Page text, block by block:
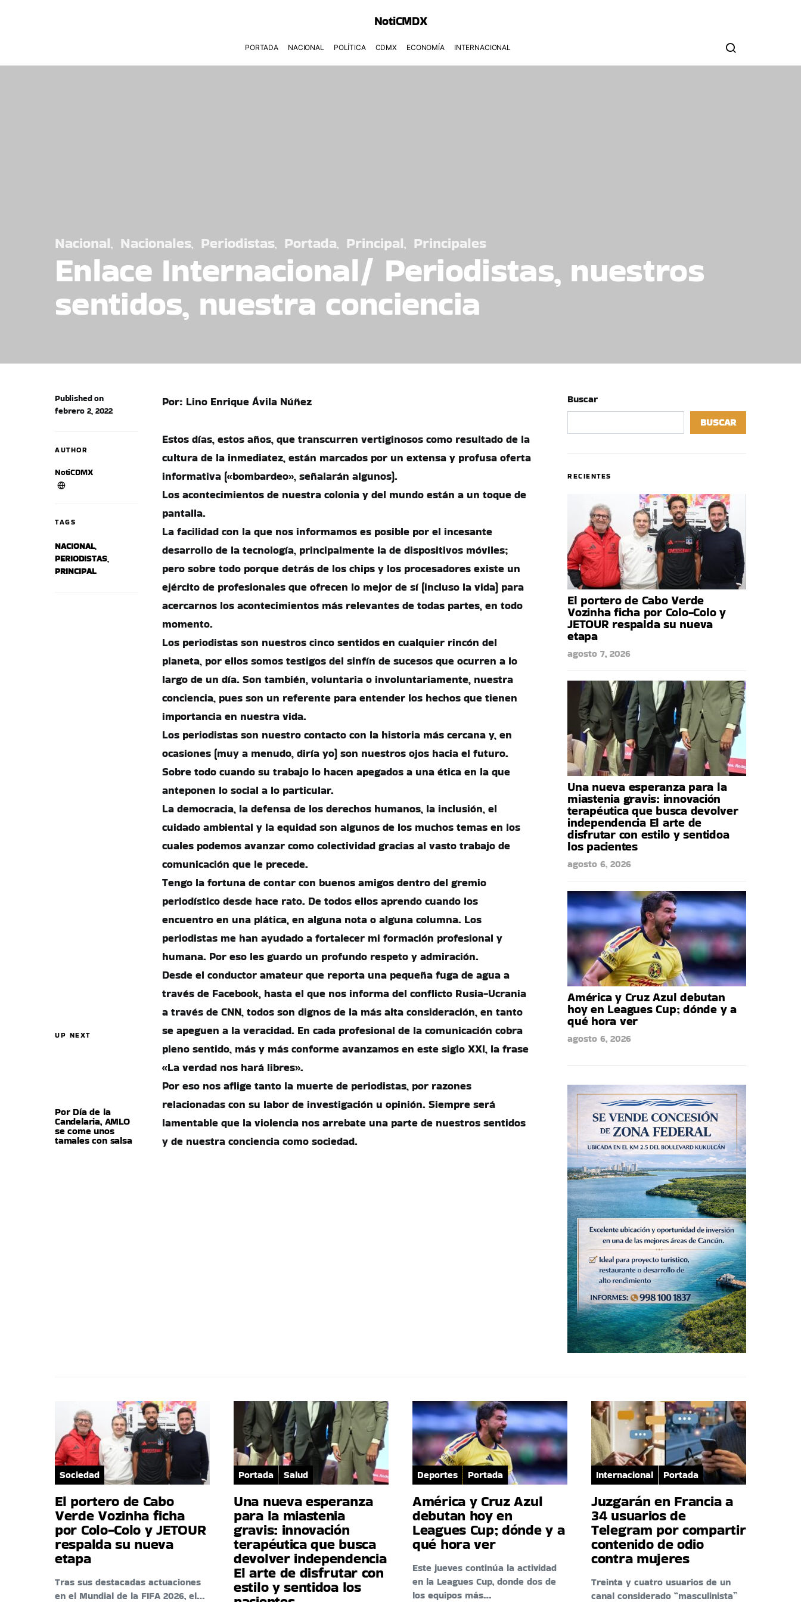
NotiCMDX
PORTADA NACIONAL POLÍTICA CDMX ECONOMÍA INTERNACIONAL
Nacional Nacionales Periodistas Portada Principal Principales
Enlace Internacional/ Periodistas, nuestros
sentidos, nuestra conciencia
UP NEXT
Por Día de la
Candelaria, AMLO
se come unos
tamales con salsa
Published on
febrero 2, 2022
AUTHOR
NotiCDMX
TAGS
NACIONAL,
PERIODISTAS,
PRINCIPAL
Por: Lino Enrique Ávila Núñez
Estos días, estos años, que transcurren vertiginosos como resultado de la
cultura de la inmediatez, están marcados por un extensa y profusa oferta
informativa («bombardeo», señalarán algunos).
Los acontecimientos de nuestra colonia y del mundo están a un toque de
pantalla.
La facilidad con la que nos informamos es posible por el incesante
desarrollo de la tecnología, principalmente la de dispositivos móviles;
pero sobre todo porque detrás de los chips y los procesadores existe un
ejército de profesionales que ofrecen lo mejor de sí (incluso la vida) para
acercarnos los acontecimientos más relevantes de todas partes, en todo
momento.
Los periodistas son nuestros cinco sentidos en cualquier rincón del
planeta, por ellos somos testigos del sinfín de sucesos que ocurren a lo
largo de un día. Son también, voluntaria o involuntariamente, nuestra
conciencia, pues son un referente para entender los hechos que tienen
importancia en nuestra vida.
Los periodistas son nuestro contacto con la historia más cercana y, en
ocasiones (muy a menudo, diría yo) son nuestros ojos hacia el futuro.
Sobre todo cuando su trabajo lo hacen apegados a una ética en la que
anteponen lo social a lo particular.
La democracia, la defensa de los derechos humanos, la inclusión, el
cuidado ambiental y la equidad son algunos de los muchos temas en los
cuales podemos avanzar como colectividad gracias al vasto trabajo de
comunicación que le precede.
Tengo la fortuna de contar con buenos amigos dentro del gremio
periodístico desde hace rato. De todos ellos aprendo cuando los
encuentro en una plática, en alguna nota o alguna columna. Los
periodistas me han ayudado a fortalecer mi formación profesional y
humana. Por eso les guardo un profundo respeto y admiración.
Desde el conductor amateur que reporta una pequeña fuga de agua a
través de Facebook, hasta el que nos informa del conflicto Rusia-Ucrania
a través de CNN, todos son dignos de la más alta consideración, en tanto
se apeguen a la veracidad. En cada profesional de la comunicación cobra
pleno sentido, más y más conforme avanzamos en este siglo XXI, la frase
«La verdad nos hará libres».
Por eso nos aflige tanto la muerte de periodistas, por razones
relacionadas con su labor de investigación u opinión. Siempre será
lamentable que la violencia nos arrebate una parte de nuestros sentidos
y de nuestra conciencia como sociedad.
Buscar
BUSCAR
RECIENTES
El portero de Cabo Verde
Vozinha ficha por Colo-Colo y
JETOUR respalda su nueva
etapa
agosto 7, 2026
Una nueva esperanza para la
miastenia gravis: innovación
terapéutica que busca devolver
independencia El arte de
disfrutar con estilo y sentidoa
los pacientes
agosto 6, 2026
América y Cruz Azul debutan
hoy en Leagues Cup; dónde y a
qué hora ver
agosto 6, 2026
Sociedad
El portero de Cabo
Verde Vozinha ficha
por Colo-Colo y JETOUR
respalda su nueva
etapa
Tras sus destacadas actuaciones
en el Mundial de la FIFA 2026, el…
Portada Salud
Una nueva esperanza
para la miastenia
gravis: innovación
terapéutica que busca
devolver independencia
El arte de disfrutar con
estilo y sentidoa los
Deportes Portada
América y Cruz Azul
debutan hoy en
Leagues Cup; dónde y a
qué hora ver
Este jueves continúa la actividad
en la Leagues Cup, donde dos de
los equipos más…
Internacional Portada
Juzgarán en Francia a
34 usuarios de
Telegram por compartir
contenido de odio
contra mujeres
Treinta y cuatro usuarios de un
canal considerado “masculinista”